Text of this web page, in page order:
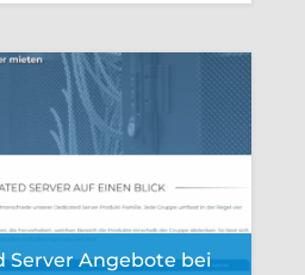
Server Angebote bei